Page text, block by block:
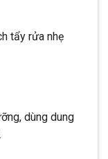
tẩy rửa nhẹ
dùng dung